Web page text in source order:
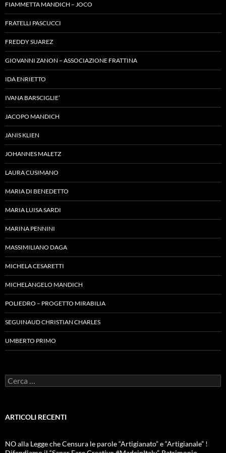
FIAMMETTA MANDICH – JOCO
FRATELLI PASCUCCI
FREDDY SUAREZ
GIOVANNI ZANON – ASSOCIAZIONE FRATTINA
IDA ENRIETTO
IVANA BARSCIGLIE’
JACOPO MANDICH
JANIS KLIEN
JOHANNES MALETZ
LAURA CUSIMANO
MARIA DI BENEDETTO
MARIA LUISA SARDI
MARINA PENNINI
MASSIMILIANO DAGA
MICHELA CESARETTI
MICHELANGELO MANDICH
POLIEDRO – PROGETTO MIRABILIA
SEGUINAUD CHRISTIAN CHARLES
UMBERTO PRIMO
Ricerca
per:
ARTICOLI RECENTI
NO alla Legge che Censura le parole “Artigianato” e “Artigianale” !